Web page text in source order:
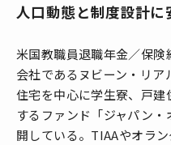
人口動態と制度設計に
米国教職員退職年金／保
会社であるヌビーン・リ
住宅を中心に学生寮、戸
するファンド「ジャパン
開している。TIAAやオラ